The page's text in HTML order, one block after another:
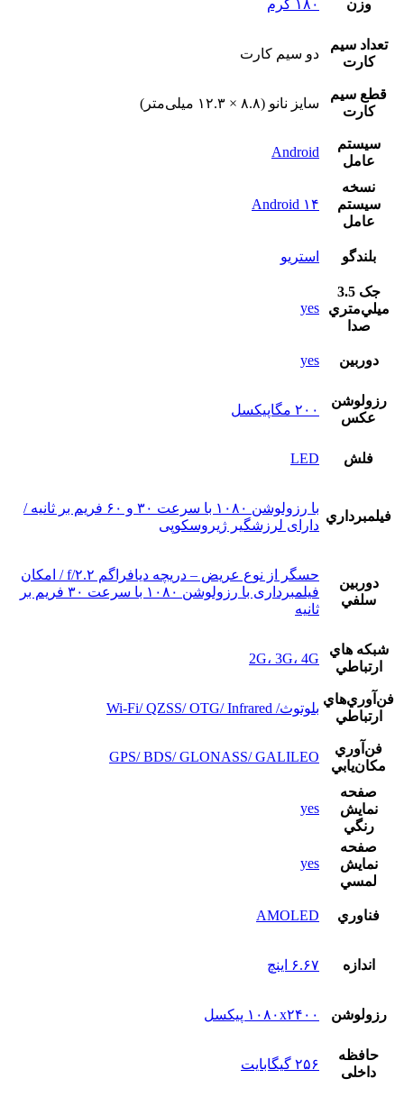
وزن ۱۸۰ گرم
تعداد سيم
کارت
دو سيم کارت
قطع سيم
کارت
سایز نانو (۸.۸ × ۱۲.۳ میلی‌متر)
سيستم
عامل
Android
نسخه
سيستم
عامل
Android ۱۴
بلندگو استريو
جک 3.5
ميلي‌متري
صدا
yes
دوربين yes
رزولوشن
عکس
۲۰۰ مگاپیکسل
فلش LED
فيلمبرداري
با رزولوشن ۱۰۸۰ با سرعت ۳۰ و ۶۰ فریم بر ثانیه /
دارای لرزشگیر ژیروسکوپی
دوربين
سلفي
حسگر از نوع عریض – دریچه دیافراگم f/۲.۲ / امکان
فیلمبرداری با رزولوشن ۱۰۸۰ با سرعت ۳۰ فریم بر
ثانیه
شبکه هاي
ارتباطي
2G، 3G، 4G
فن‌آوري‌هاي
ارتباطي
بلوتوث/ Wi-Fi/ QZSS/ OTG/ Infrared
فن‌آوري
مکان‌يابي
GPS/ BDS/ GLONASS/ GALILEO
صفحه
نمايش
رنگي
yes
صفحه
نمايش
لمسي
yes
فناوري AMOLED
اندازه ۶.۶۷ اینچ
رزولوشن ۱۰۸۰x۲۴۰۰ پیکسل
حافظه
داخلی
۲۵۶ گیگابایت